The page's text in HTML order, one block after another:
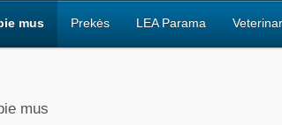
mus Prekės LEA Parama
mus